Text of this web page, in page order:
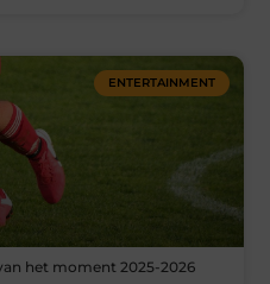
ENTERTAINMENT
het moment 2025-2026